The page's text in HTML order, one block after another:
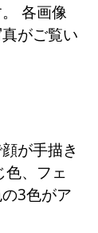
各画像
がご覧い
が手描き
、フェ
3色がア